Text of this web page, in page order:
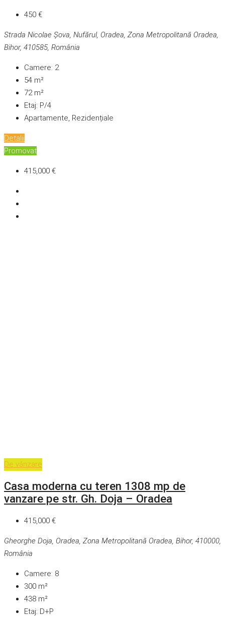
450 €
Strada Nicolae Șova, Nufărul, Oradea, Zona Metropolitană Oradea,
Bihor, 410585, România
Camere: 2
54 m²
72m²
Etaj: P/4
Apartamente, Rezidențiale
Detalii
Promovat
415,000 €
De vânzare
Casa moderna cu teren 1308 mp de
vanzare pe str. Gh. Doja – Oradea
415,000 €
Gheorghe Doja, Oradea, Zona Metropolitană Oradea, Bihor, 410000,
România
Camere: 8
300 m²
438 m²
Etaj: D+P